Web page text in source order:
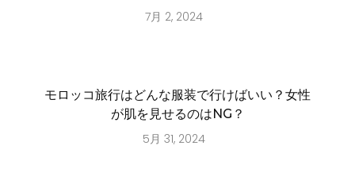
7月 2, 2024
モロッコ旅行はどんな服装で行けばいい？女性
が肌を見せるのはNG？
5月 31, 2024